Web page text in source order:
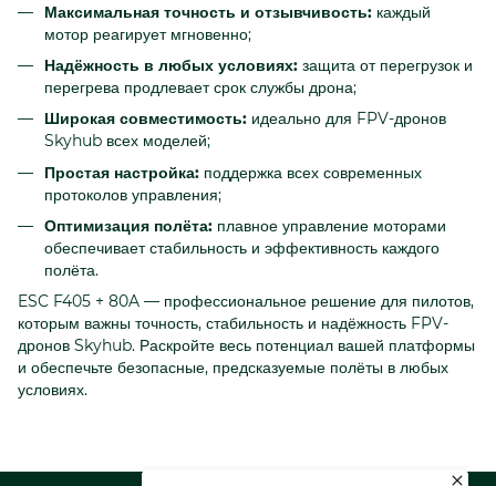
Максимальная точность и отзывчивость: каждый
мотор реагирует мгновенно;
Надёжность в любых условиях: защита от перегрузок и
перегрева продлевает срок службы дрона;
Широкая совместимость: идеально для FPV-дронов
Skyhub всех моделей;
Простая настройка: поддержка всех современных
протоколов управления;
Оптимизация полёта: плавное управление моторами
обеспечивает стабильность и эффективность каждого
полёта.
ESC F405 + 80A — профессиональное решение для пилотов,
которым важны точность, стабильность и надёжность FPV-
дронов Skyhub. Раскройте весь потенциал вашей платформы
и обеспечьте безопасные, предсказуемые полёты в любых
условиях.